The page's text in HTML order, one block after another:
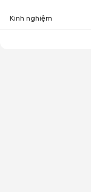
Kinh nghiệm